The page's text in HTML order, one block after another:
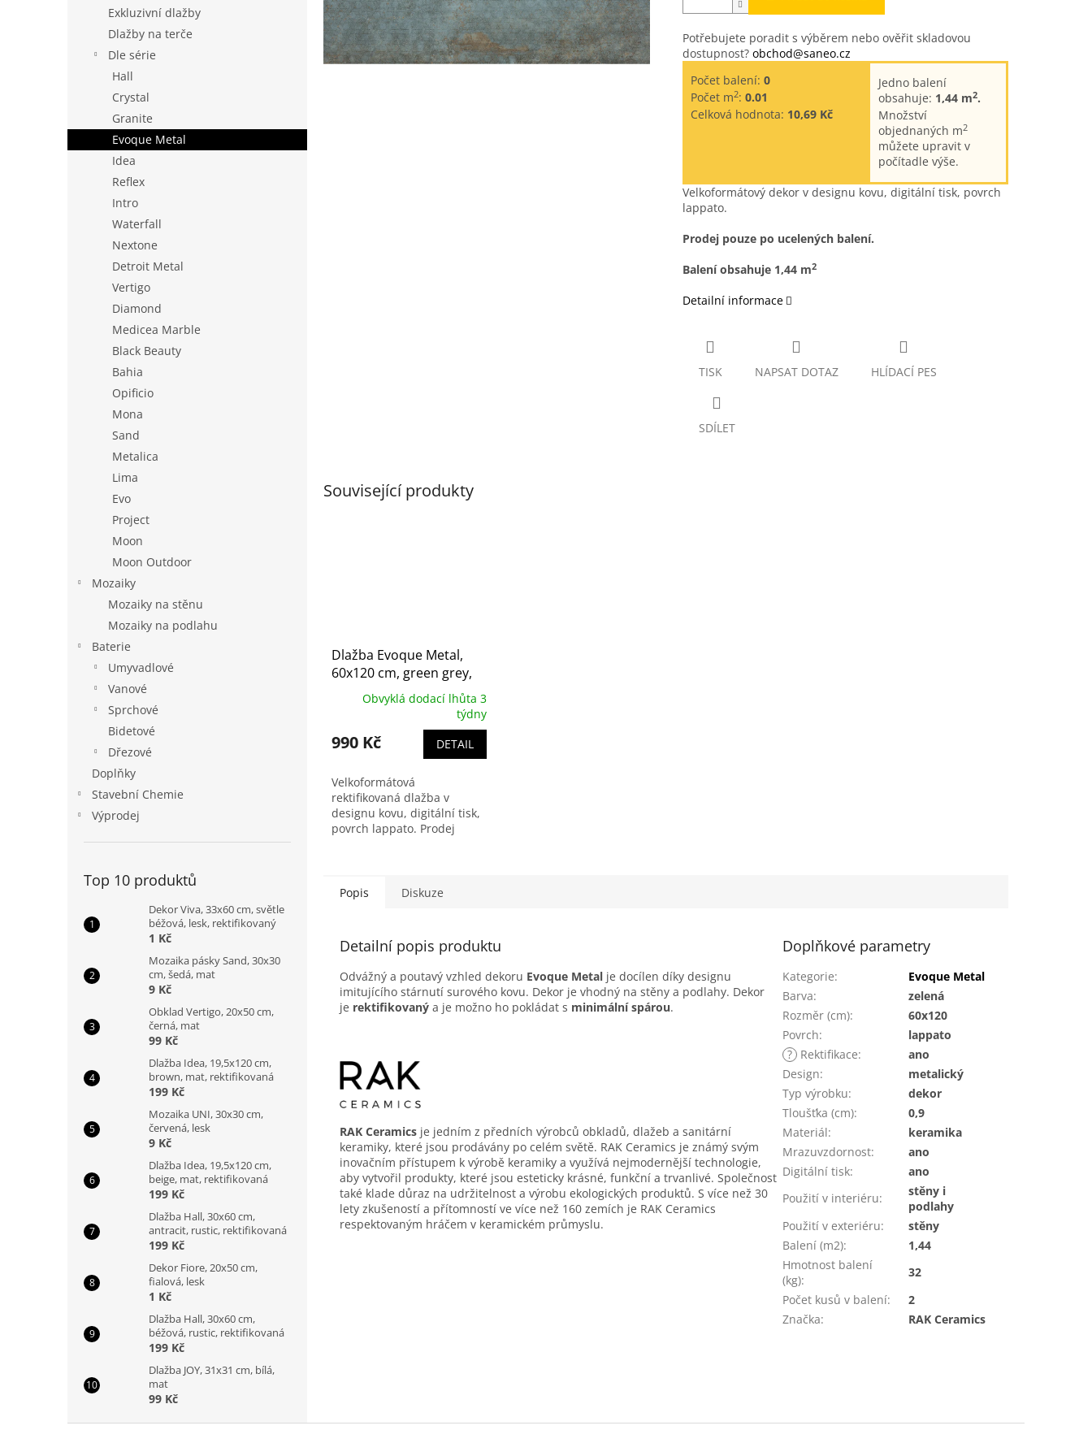
Exkluzivní dlažby
Dlažby na terče
Dle série
Hall
Crystal
Granite
Evoque Metal
Idea
Reflex
Intro
Waterfall
Nextone
Detroit Metal
Vertigo
Diamond
Medicea Marble
Black Beauty
Bahia
Opificio
Mona
Sand
Metalica
Lima
Evo
Project
Moon
Moon Outdoor
Mozaiky
Mozaiky na stěnu
Mozaiky na podlahu
Baterie
Umyvadlové
Vanové
Sprchové
Bidetové
Dřezové
Doplňky
Stavební Chemie
Výprodej
Top 10 produktů
Dekor Viva, 33x60 cm, světle
béžová, lesk, rektifikovaný
1 Kč
Mozaika pásky Sand, 30x30
cm, šedá, mat
9 Kč
Obklad Vertigo, 20x50 cm,
černá, mat
99 Kč
Dlažba Idea, 19,5x120 cm,
brown, mat, rektifikovaná
199 Kč
Mozaika UNI, 30x30 cm,
červená, lesk
9 Kč
Dlažba Idea, 19,5x120 cm,
beige, mat, rektifikovaná
199 Kč
Dlažba Hall, 30x60 cm,
antracit, rustic, rektifikovaná
199 Kč
Dekor Fiore, 20x50 cm,
fialová, lesk
1 Kč
Dlažba Hall, 30x60 cm,
béžová, rustic, rektifikovaná
199 Kč
Dlažba JOY, 31x31 cm, bílá,
mat
99 Kč
Potřebujete poradit s výběrem nebo ověřit skladovou
dostupnost? obchod@saneo.cz
Počet balení: 0
Počet m2: 0.01
Celková hodnota: 10,69 Kč
Jedno balení
obsahuje: 1,44 m2.
Množství
objednaných m2
můžete upravit v
počítadle výše.
Velkoformátový dekor v designu kovu, digitální tisk, povrch
lappato.
Prodej pouze po ucelených balení.
Balení obsahuje 1,44 m2
Detailní informace
TISK NAPSAT DOTAZ HLÍDACÍ PES
SDÍLET
Související produkty
Dlažba Evoque Metal,
60x120 cm, green grey,
lappato, rektifikovaná
Obvyklá dodací lhůta 3
týdny
990 Kč DETAIL
Velkoformátová
rektifikovaná dlažba v
designu kovu, digitální tisk,
povrch lappato. Prodej
Popis Diskuze
Detailní popis produktu
Odvážný a poutavý vzhled dekoru Evoque Metal je docílen díky designu
imitujícího stárnutí surového kovu. Dekor je vhodný na stěny a podlahy. Dekor
je rektifikovaný a je možno ho pokládat s minimální spárou.
RAK Ceramics je jedním z předních výrobců obkladů, dlažeb a sanitární
keramiky, které jsou prodávány po celém světě. RAK Ceramics je známý svým
inovačním přístupem k výrobě keramiky a využívá nejmodernější technologie,
aby vytvořil produkty, které jsou esteticky krásné, funkční a trvanlivé. Společnost
také klade důraz na udržitelnost a výrobu ekologických produktů. S více než 30
lety zkušeností a přítomností ve více než 160 zemích je RAK Ceramics
respektovaným hráčem v keramickém průmyslu.
Doplňkové parametry
Kategorie:
Evoque Metal
Barva:
zelená
Rozměr (cm):
60x120
Povrch:
lappato
? Rektifikace:
ano
Design:
metalický
Typ výrobku:
dekor
Tloušťka (cm):
0,9
Materiál:
keramika
Mrazuvzdornost:
ano
Digitální tisk:
ano
Použití v interiéru:
stěny i
podlahy
Použití v exteriéru:
stěny
Balení (m2):
1,44
Hmotnost balení
(kg):
32
Počet kusů v balení:
2
Značka: RAK Ceramics